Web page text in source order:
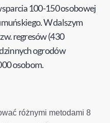
100-150 osobowej
W dalszym
regresów (430
ogrodów
osobom.
różnymi metodami 8